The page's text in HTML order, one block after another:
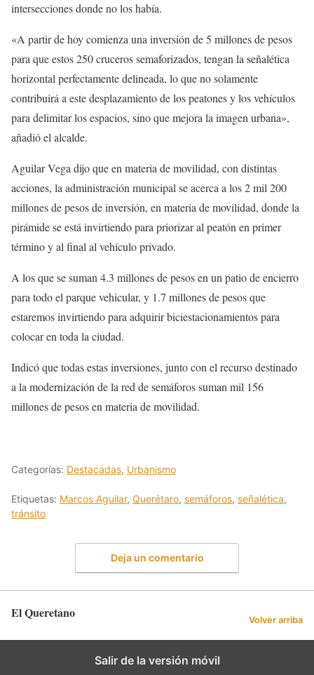
intersecciones donde no los había.
«A partir de hoy comienza una inversión de 5 millones de pesos
para que estos 250 cruceros semaforizados, tengan la señalética
horizontal perfectamente delineada, lo que no solamente
contribuirá a este desplazamiento de los peatones y los vehículos
para delimitar los espacios, sino que mejora la imagen urbana»,
añadió el alcalde.
Aguilar Vega dijo que en materia de movilidad, con distintas
acciones, la administración municipal se acerca a los 2 mil 200
millones de pesos de inversión, en materia de movilidad, donde la
pirámide se está invirtiendo para priorizar al peatón en primer
término y al final al vehículo privado.
A los que se suman 4.3 millones de pesos en un patio de encierro
para todo el parque vehicular, y 1.7 millones de pesos que
estaremos invirtiendo para adquirir biciestacionamientos para
colocar en toda la ciudad.
Indicó que todas estas inversiones, junto con el recurso destinado
a la modernización de la red de semáforos suman mil 156
millones de pesos en materia de movilidad.
Categorías: Destacadas, Urbanismo
Etiquetas: Marcos Aguilar, Querétaro, semáforos, señalética,
tránsito
Deja un comentario
El Queretano Volver arriba
Salir de la versión móvil